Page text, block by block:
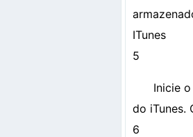
ITunes
5
Inicie
do iTunes.
6